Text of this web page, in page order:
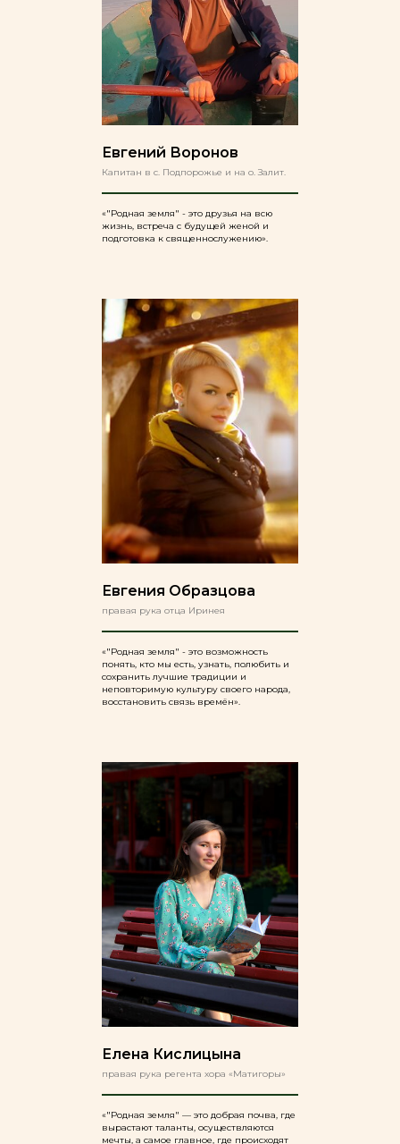
Евгений Воронов
Капитан в с. Подпорожье и на о. Залит.
«"Родная земля" - это друзья на всю
жизнь, встреча с будущей женой и
подготовка к священнослужению».
Евгения Образцова
правая рука отца Иринея
«"Родная земля" - это возможность
понять, кто мы есть, узнать, полюбить и
сохранить лучшие традиции и
неповторимую культуру своего народа,
восстановить связь времён».
Елена Кислицына
правая рука регента хора «Матигоры»
«"Родная земля" — это добрая почва, где
вырастают таланты, осуществляются
мечты, а самое главное, где происходят